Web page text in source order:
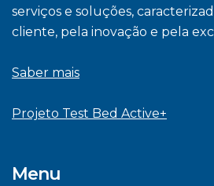
serviços e soluções,
cliente, pela inovação e pela
Saber mais
Projeto Test Bed Active+
Menu